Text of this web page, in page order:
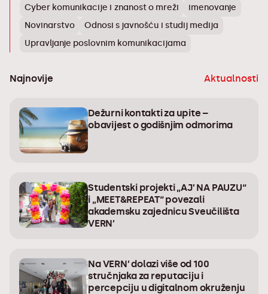
Cyber komunikacije i znanost o mreži
imenovanje
Novinarstvo
Odnosi s javnošću i studij medija
Upravljanje poslovnim komunikacijama
Najnovije Aktualnosti
Dežurni kontakti za upite –
obavijest o godišnjim odmorima
Studentski projekti „AJ’ NA PAUZU“
i „MEET&REPEAT“ povezali
akademsku zajednicu Sveučilišta
VERN’
Na VERN’ dolazi više od 100
stručnjaka za reputaciju i
percepciju u digitalnom okruženju